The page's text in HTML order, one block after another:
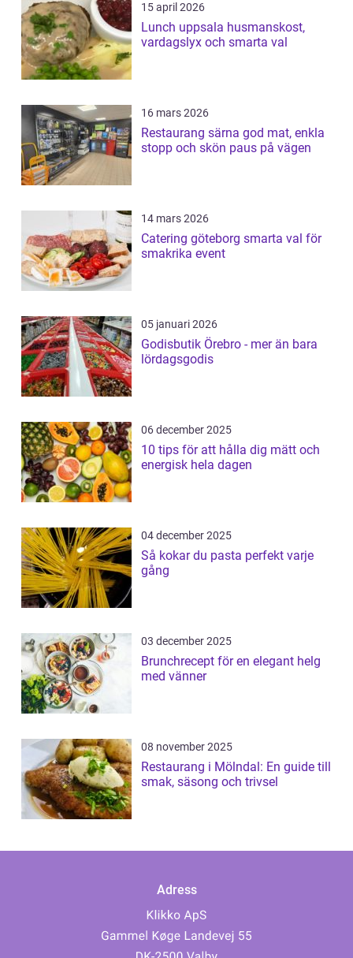
15 april 2026
Lunch uppsala husmanskost,
vardagslyx och smarta val
16 mars 2026
Restaurang särna god mat, enkla
stopp och skön paus på vägen
14 mars 2026
Catering göteborg smarta val för
smakrika event
05 januari 2026
Godisbutik Örebro - mer än bara
lördagsgodis
06 december 2025
10 tips för att hålla dig mätt och
energisk hela dagen
04 december 2025
Så kokar du pasta perfekt varje
gång
03 december 2025
Brunchrecept för en elegant helg
med vänner
08 november 2025
Restaurang i Mölndal: En guide till
smak, säsong och trivsel
Adress